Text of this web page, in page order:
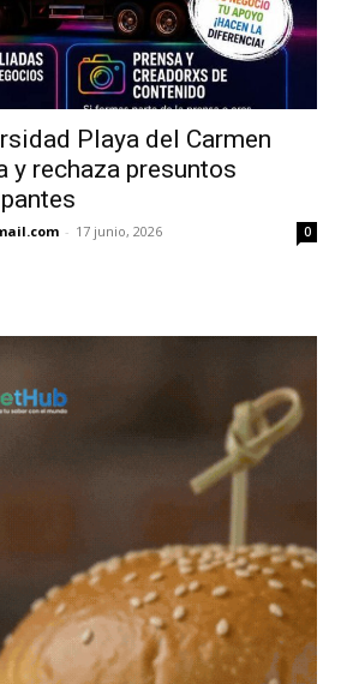
Playa del Carmen
y rechaza presuntos
- 17 junio, 2026 0